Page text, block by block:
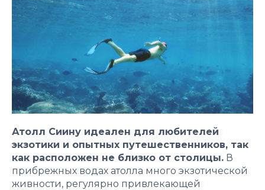
Атолл Сиину идеален для любителей
экзотики и опытных путешественников, так
как расположен не близко от столицы. В
прибрежных водах атолла много экзотической
живности, регулярно привлекающей